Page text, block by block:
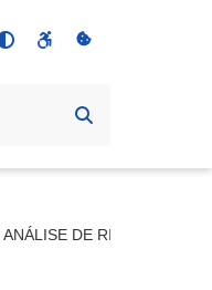
DE RISCO DE